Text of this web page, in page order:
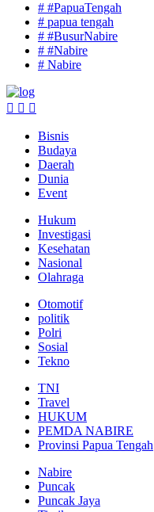
# #PapuaTengah
# papua tengah
# #BusurNabire
# #Nabire
# Nabire
Bisnis
Budaya
Daerah
Dunia
Event
Hukum
Investigasi
Kesehatan
Nasional
Olahraga
Otomotif
politik
Polri
Sosial
Tekno
TNI
Travel
HUKUM
PEMDA NABIRE
Provinsi Papua Tengah
Nabire
Puncak
Puncak Jaya